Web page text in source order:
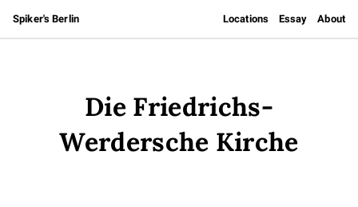
Spiker's Berlin Locations Essay About
Die Friedrichs-
Werdersche Kirche